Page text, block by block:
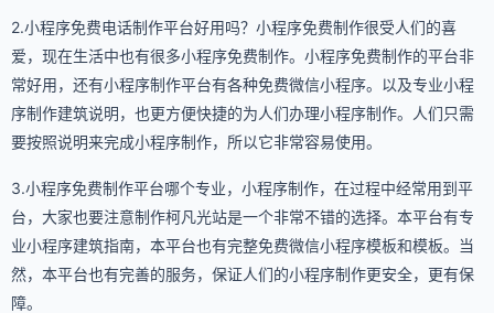
2.小程序免费电话制作平台好用吗？小程序免费制作很受人们的喜
爱，现在生活中也有很多小程序免费制作。小程序免费制作的平台非
常好用，还有小程序制作平台有各种免费微信小程序。以及专业小程
序制作建筑说明，也更方便快捷的为人们办理小程序制作。人们只需
要按照说明来完成小程序制作，所以它非常容易使用。
3.小程序免费制作平台哪个专业，小程序制作，在过程中经常用到平
台，大家也要注意制作柯凡光站是一个非常不错的选择。本平台有专
业小程序建筑指南，本平台也有完整免费微信小程序模板和模板。当
然，本平台也有完善的服务，保证人们的小程序制作更安全，更有保
障。